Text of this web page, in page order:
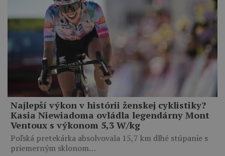
Najlepší výkon v histórii ženskej cyklistiky?
Kasia Niewiadoma ovládla legendárny Mont
Ventoux s výkonom 5,3 W/kg
Poľská pretekárka absolvovala 15,7 km dlhé stúpanie s
priemerným sklonom…